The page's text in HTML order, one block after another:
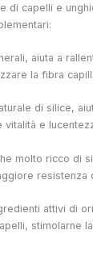
di capelli e
aiuta a
la fibra
di silice,
e
molto ricco di
resistenza
attivi di
stimolarne